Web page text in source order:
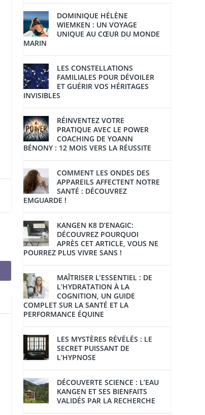
DOMINIQUE HÉLÈNE
WIEMKEN : UN VOYAGE
UNIQUE AU CŒUR DU MONDE
MARIN
LES CONSTELLATIONS
FAMILIALES POUR DÉVOILER
ET GUÉRIR VOS HÉRITAGES
INVISIBLES
RÉINVENTEZ VOTRE
PRATIQUE AVEC LE POWER
COACHING DE YOANN
BÉNONY : 12 MOIS VERS LA RÉUSSITE
COMMENT LES ONDES DES
APPAREILS AFFECTENT NOTRE
SANTÉ : DÉCOUVREZ
EMGUARDE !
KANGEN K8 D’ENAGIC:
DÉCOUVREZ POURQUOI
APRÈS CET ARTICLE, VOUS NE
POURREZ PLUS VIVRE SANS !
MAÎTRISER L’ESSENTIEL : DE
L’HYDRATATION À LA
COGNITION, UN GUIDE
COMPLET SUR LA SANTÉ ET LA
PERFORMANCE ÉQUINE
LES MYSTÈRES RÉVÉLÉS : LE
SECRET PUISSANT DE
L’HYPNOSE
DÉCOUVERTE SCIENCE : L’EAU
KANGEN ET SES BIENFAITS
VALIDÉS PAR LA RECHERCHE